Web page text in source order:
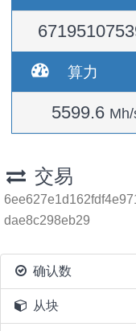
算力
5599.6
交易
dae8c298eb29
确认数
从块